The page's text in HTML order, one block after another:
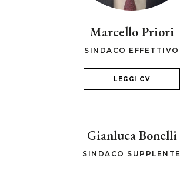
Marcello Priori
SINDACO EFFETTIVO
LEGGI CV
Gianluca Bonelli
SINDACO SUPPLENTE